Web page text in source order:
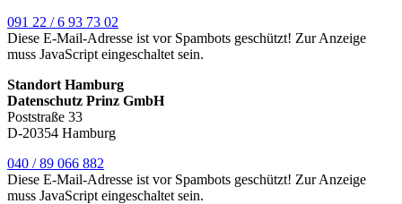
091 22 / 6 93 73 02
Diese E-Mail-Adresse ist vor Spambots geschützt! Zur Anzeige
muss JavaScript eingeschaltet sein.
Standort Hamburg
Datenschutz Prinz GmbH
Poststraße 33
D-20354 Hamburg
040 / 89 066 882
Diese E-Mail-Adresse ist vor Spambots geschützt! Zur Anzeige
muss JavaScript eingeschaltet sein.